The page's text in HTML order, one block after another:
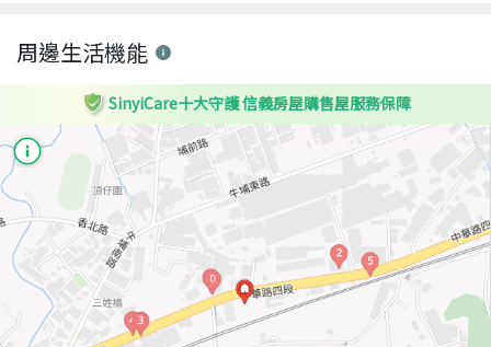
周邊生活機能
SinyiCare十大守護 信義房屋購售屋服務保障